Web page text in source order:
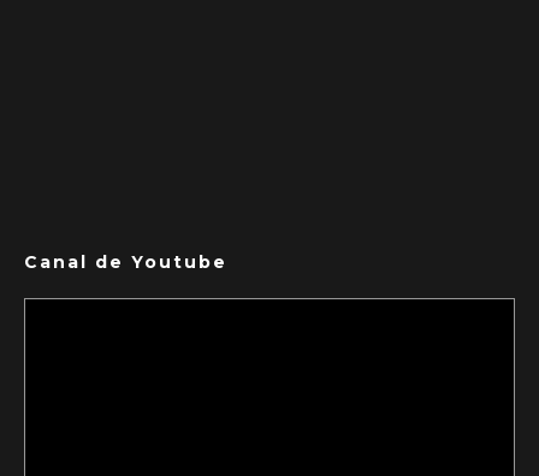
Canal de Youtube